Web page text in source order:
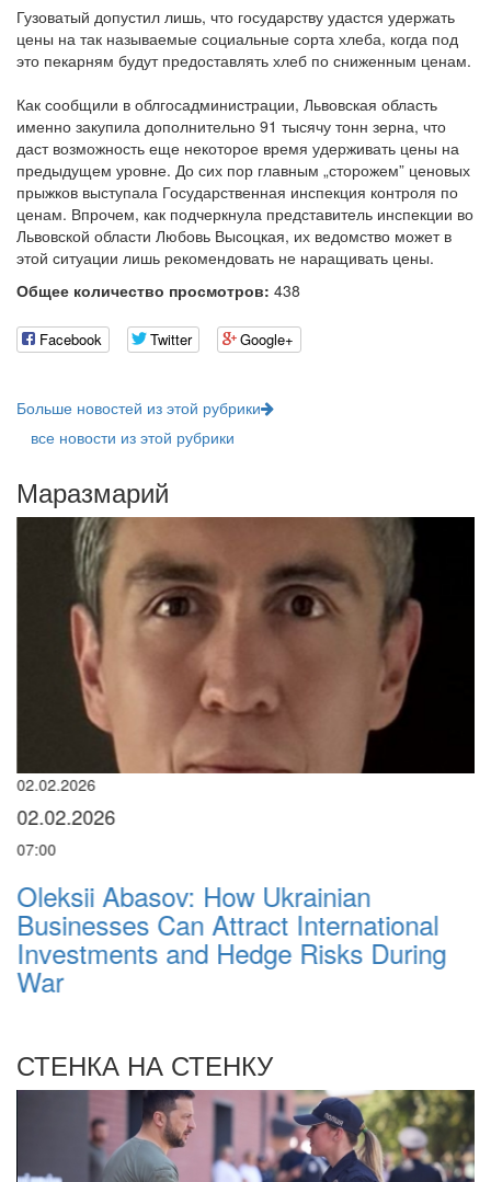
Гузоватый допустил лишь, что государству удастся удержать
цены на так называемые социальные сорта хлеба, когда под
это пекарням будут предоставлять хлеб по сниженным ценам.
Как сообщили в облгосадминистрации, Львовская область
именно закупила дополнительно 91 тысячу тонн зерна, что
даст возможность еще некоторое время удерживать цены на
предыдущем уровне. До сих пор главным „сторожем” ценовых
прыжков выступала Государственная инспекция контроля по
ценам. Впрочем, как подчеркнула представитель инспекции во
Львовской области Любовь Высоцкая, их ведомство может в
этой ситуации лишь рекомендовать не наращивать цены.
Общее количество просмотров: 438
Facebook Twitter Google+
Больше новостей из этой рубрики
все новости из этой рубрики
Маразмарий
02.02.2026
02.02.2026
07:00
Oleksii Abasov: How Ukrainian
Businesses Can Attract International
Investments and Hedge Risks During
War
СТЕНКА НА СТЕНКУ